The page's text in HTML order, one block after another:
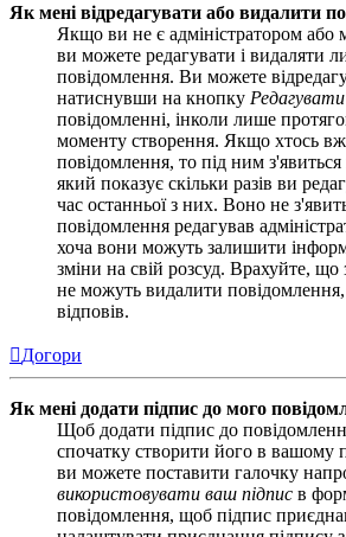
Як мені відредагувати або видалити
Якщо ви не є адміністратором або
ви можете редагувати і видаляти
повідомлення. Ви можете
натиснувши на кнопку Редагувати
повідомленні, інколи лише
моменту створення. Якщо хтось
повідомлення, то під ним
який показує скільки разів ви
час останньої з них. Воно не
повідомлення редагував
хоча вони можуть залишити
зміни на свій розсуд. Врахуйте, що
не можуть видалити
відповів.
Догори
Як мені додати підпис до мого
Щоб додати підпис до
спочатку створити його в вашому
ви можете поставити галочку
використовувати ваш підпис в
повідомлення, щоб підпис